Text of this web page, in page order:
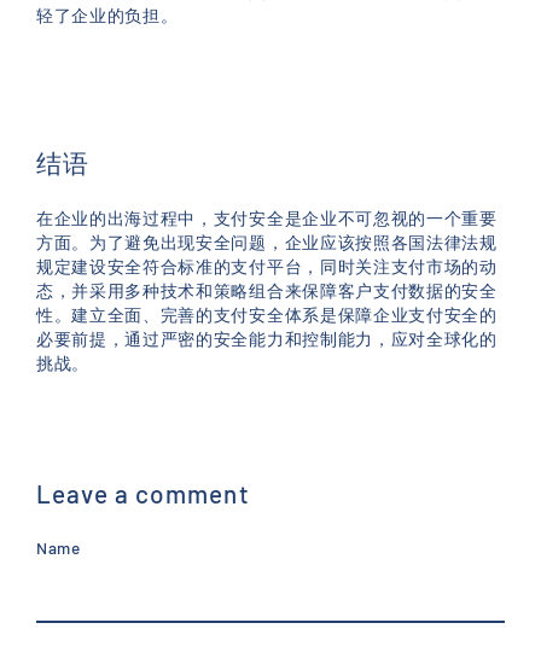
轻了企业的负担。
结语
在企业的出海过程中，支付安全是企业不可忽视的一个重要
方面。为了避免出现安全问题，企业应该按照各国法律法规
规定建设安全符合标准的支付平台，同时关注支付市场的动
态，并采用多种技术和策略组合来保障客户支付数据的安全
性。建立全面、完善的支付安全体系是保障企业支付安全的
必要前提，通过严密的安全能力和控制能力，应对全球化的
挑战。
Leave a comment
Name